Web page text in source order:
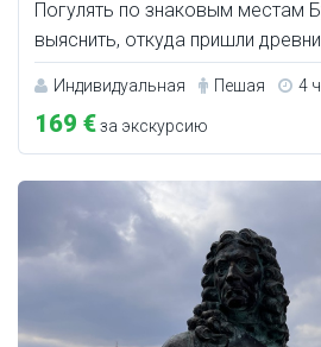
Погулять по знаковым местам
выяснить, откуда пришли
Индивидуальная Пешая 4
169 €за экскурсию